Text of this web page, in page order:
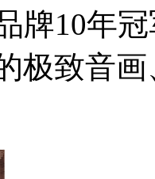
牌10年
极致音画